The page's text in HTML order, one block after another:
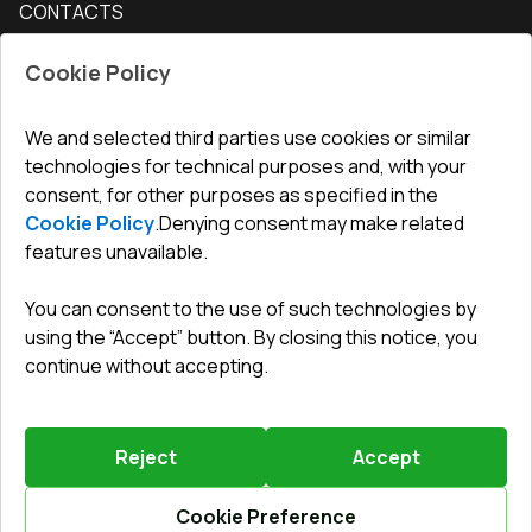
Interior doors
How to measure windows
For companies, cooperation
Conditions for returning goods
Guarantee
CONTACTS
undefined(undefined)
info@toptechnik.com.pl
Polityka prywatności
REGULAMIN
©2026.All right reserved.Powered byVitrager.com.
Report a problem?
Cookie Policy
We and selected third parties use cookies or similar
technologies for technical purposes and, with your
consent, for other purposes as specified in the
Cookie Policy.Denying consent may make related
features unavailable.
You can consent to the use of such technologies by
using the “Accept” button. By closing this notice, you
continue without accepting.
Reject Accept
Cookie Preference